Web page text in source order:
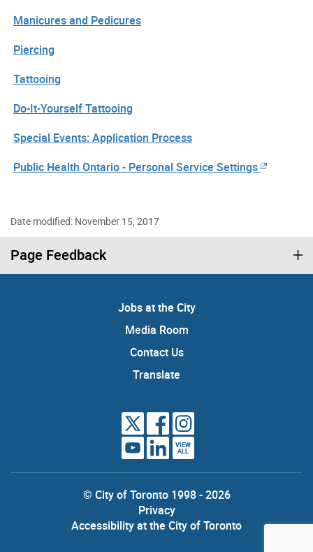
Manicures and Pedicures
Piercing
Tattooing
Do-It-Yourself Tattooing
Special Events: Application Process
Public Health Ontario - Personal Service Settings
Date modified: November 15, 2017
Page Feedback
Jobs at the City
Media Room
Contact Us
Translate
VIEW
ALL
© City of Toronto 1998 - 2026
Privacy
Accessibility at the City of Toronto